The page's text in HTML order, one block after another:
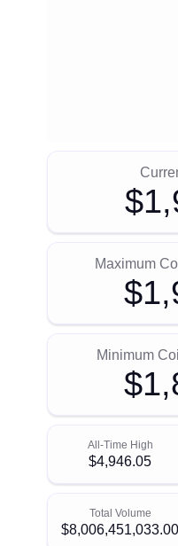
Maximum
Minimum
All-Time High
$4,946.05
Total Volume
$8,006,451,033.00